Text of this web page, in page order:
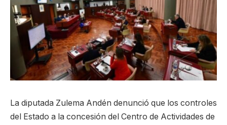
La diputada Zulema Andén denunció que los controles
del Estado a la concesión del Centro de Actividades de